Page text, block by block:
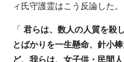
ィ氏守護霊はこう反論した。
「 君らは、数人の人質を殺
とばかりを一生懸命、針小
ど、我らは、女子供・民間